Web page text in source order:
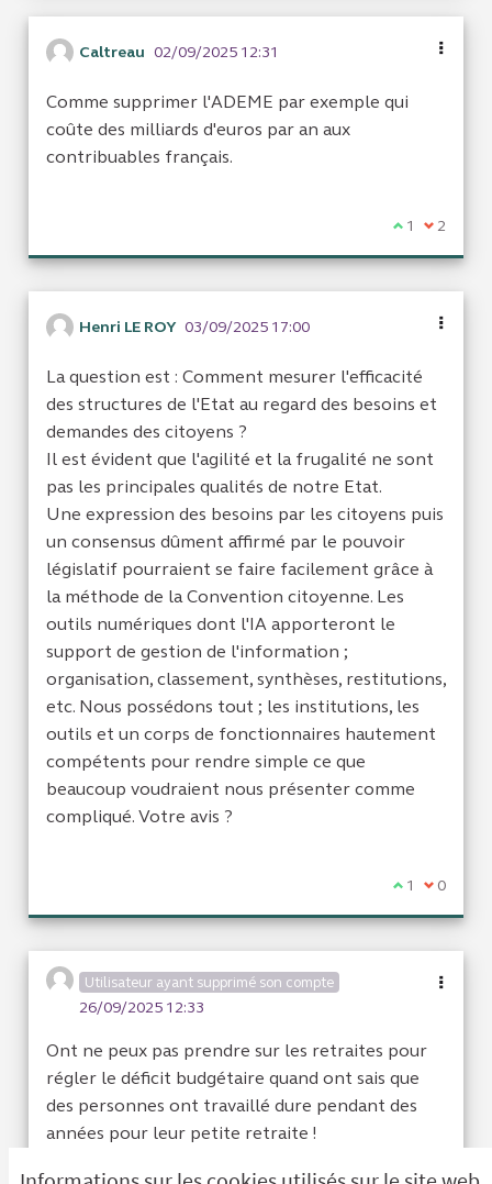
Caltreau 02/09/2025 12:31
Comme supprimer l'ADEME par exemple qui
coûte des milliards d'euros par an aux
contribuables français.
Je suis
1 Je ne
2
Henri LE ROY 03/09/2025 17:00
La question est : Comment mesurer l'efficacité
des structures de l'Etat au regard des besoins et
demandes des citoyens ?
Il est évident que l'agilité et la frugalité ne sont
pas les principales qualités de notre Etat.
Une expression des besoins par les citoyens puis
un consensus dûment affirmé par le pouvoir
législatif pourraient se faire facilement grâce à
la méthode de la Convention citoyenne. Les
outils numériques dont l'IA apporteront le
support de gestion de l'information ;
organisation, classement, synthèses, restitutions,
etc. Nous possédons tout ; les institutions, les
outils et un corps de fonctionnaires hautement
compétents pour rendre simple ce que
beaucoup voudraient nous présenter comme
compliqué. Votre avis ?
Je suis
1 Je ne
0
Utilisateur ayant supprimé son compte
26/09/2025 12:33
Ont ne peux pas prendre sur les retraites pour
régler le déficit budgétaire quand ont sais que
des personnes ont travaillé dure pendant des
années pour leur petite retraite !